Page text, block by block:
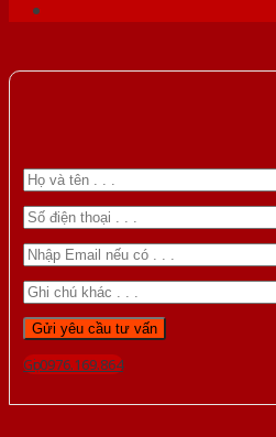
Gọi 0976.169.864